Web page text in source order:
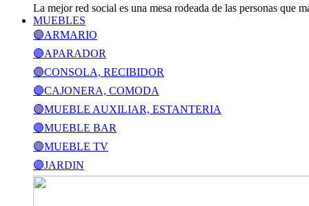
La mejor red social es una mesa rodeada de las personas que
MUEBLES
🟣ARMARIO
🟣APARADOR
🟣CONSOLA, RECIBIDOR
🟣CAJONERA, COMODA
🟣MUEBLE AUXILIAR, ESTANTERIA
🟣MUEBLE BAR
🟣MUEBLE TV
🟣JARDIN